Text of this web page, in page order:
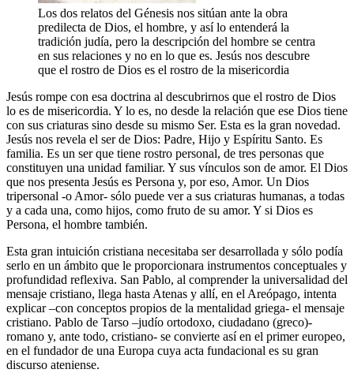
Los dos relatos del Génesis nos sitúan ante la obra
predilecta de Dios, el hombre, y así lo entenderá la
tradición judía, pero la descripción del hombre se centra
en sus relaciones y no en lo que es. Jesús nos descubre
que el rostro de Dios es el rostro de la misericordia
Jesús rompe con esa doctrina al descubrirnos que el rostro de Dios
lo es de misericordia. Y lo es, no desde la relación que ese Dios tiene
con sus criaturas sino desde su mismo Ser. Esta es la gran novedad.
Jesús nos revela el ser de Dios: Padre, Hijo y Espíritu Santo. Es
familia. Es un ser que tiene rostro personal, de tres personas que
constituyen una unidad familiar. Y sus vínculos son de amor. El Dios
que nos presenta Jesús es Persona y, por eso, Amor. Un Dios
tripersonal -o Amor- sólo puede ver a sus criaturas humanas, a todas
y a cada una, como hijos, como fruto de su amor. Y si Dios es
Persona, el hombre también.
Esta gran intuición cristiana necesitaba ser desarrollada y sólo podía
serlo en un ámbito que le proporcionara instrumentos conceptuales y
profundidad reflexiva. San Pablo, al comprender la universalidad del
mensaje cristiano, llega hasta Atenas y allí, en el Areópago, intenta
explicar –con conceptos propios de la mentalidad griega- el mensaje
cristiano. Pablo de Tarso –judío ortodoxo, ciudadano (greco)-
romano y, ante todo, cristiano- se convierte así en el primer europeo,
en el fundador de una Europa cuya acta fundacional es su gran
discurso ateniense.